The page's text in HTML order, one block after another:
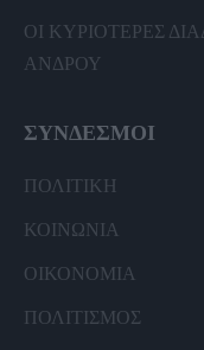
ΟΙ ΚΥΡΙΟΤΕΡΕΣ
ΑΝΔΡΟΥ
ΣΥΝΔΕΣΜΟΙ
ΠΟΛΙΤΙΚΗ
ΚΟΙΝΩΝΙΑ
ΟΙΚΟΝΟΜΙΑ
ΠΟΛΙΤΙΣΜΟΣ